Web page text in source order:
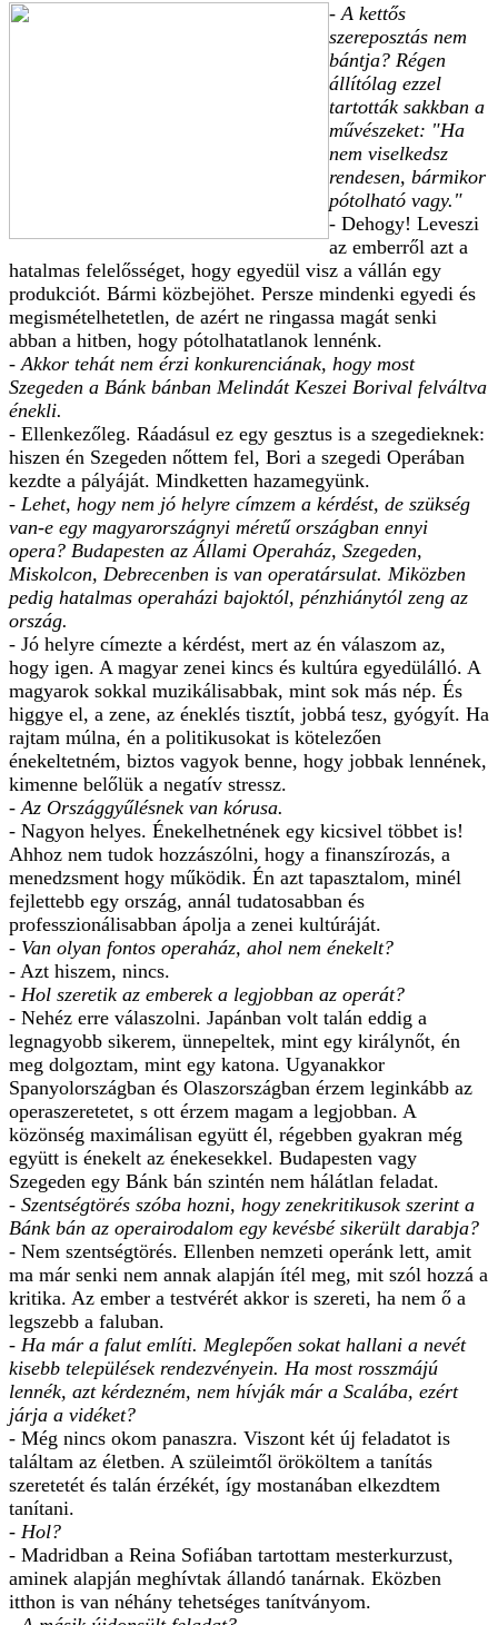
- A kettős
szereposztás nem
bántja? Régen
állítólag ezzel
tartották sakkban a
művészeket: "Ha
nem viselkedsz
rendesen, bármikor
pótolható vagy."
- Dehogy! Leveszi
az emberről azt a
hatalmas felelősséget, hogy egyedül visz a vállán egy
produkciót. Bármi közbejöhet. Persze mindenki egyedi és
megismételhetetlen, de azért ne ringassa magát senki
abban a hitben, hogy pótolhatatlanok lennénk.
- Akkor tehát nem érzi konkurenciának, hogy most
Szegeden a Bánk bánban Melindát Keszei Borival felváltva
énekli.
- Ellenkezőleg. Ráadásul ez egy gesztus is a szegedieknek:
hiszen én Szegeden nőttem fel, Bori a szegedi Operában
kezdte a pályáját. Mindketten hazamegyünk.
- Lehet, hogy nem jó helyre címzem a kérdést, de szükség
van-e egy magyarországnyi méretű országban ennyi
opera? Budapesten az Állami Operaház, Szegeden,
Miskolcon, Debrecenben is van operatársulat. Miközben
pedig hatalmas operaházi bajoktól, pénzhiánytól zeng az
ország.
- Jó helyre címezte a kérdést, mert az én válaszom az,
hogy igen. A magyar zenei kincs és kultúra egyedülálló. A
magyarok sokkal muzikálisabbak, mint sok más nép. És
higgye el, a zene, az éneklés tisztít, jobbá tesz, gyógyít. Ha
rajtam múlna, én a politikusokat is kötelezően
énekeltetném, biztos vagyok benne, hogy jobbak lennének,
kimenne belőlük a negatív stressz.
- Az Országgyűlésnek van kórusa.
- Nagyon helyes. Énekelhetnének egy kicsivel többet is!
Ahhoz nem tudok hozzászólni, hogy a finanszírozás, a
menedzsment hogy működik. Én azt tapasztalom, minél
fejlettebb egy ország, annál tudatosabban és
professzionálisabban ápolja a zenei kultúráját.
- Van olyan fontos operaház, ahol nem énekelt?
- Azt hiszem, nincs.
- Hol szeretik az emberek a legjobban az operát?
- Nehéz erre válaszolni. Japánban volt talán eddig a
legnagyobb sikerem, ünnepeltek, mint egy királynőt, én
meg dolgoztam, mint egy katona. Ugyanakkor
Spanyolországban és Olaszországban érzem leginkább az
operaszeretetet, s ott érzem magam a legjobban. A
közönség maximálisan együtt él, régebben gyakran még
együtt is énekelt az énekesekkel. Budapesten vagy
Szegeden egy Bánk bán szintén nem hálátlan feladat.
- Szentségtörés szóba hozni, hogy zenekritikusok szerint a
Bánk bán az operairodalom egy kevésbé sikerült darabja?
- Nem szentségtörés. Ellenben nemzeti operánk lett, amit
ma már senki nem annak alapján ítél meg, mit szól hozzá a
kritika. Az ember a testvérét akkor is szereti, ha nem ő a
legszebb a faluban.
- Ha már a falut említi. Meglepően sokat hallani a nevét
kisebb települések rendezvényein. Ha most rosszmájú
lennék, azt kérdezném, nem hívják már a Scalába, ezért
járja a vidéket?
- Még nincs okom panaszra. Viszont két új feladatot is
találtam az életben. A szüleimtől örököltem a tanítás
szeretetét és talán érzékét, így mostanában elkezdtem
tanítani.
- Hol?
- Madridban a Reina Sofiában tartottam mesterkurzust,
aminek alapján meghívtak állandó tanárnak. Eközben
itthon is van néhány tehetséges tanítványom.